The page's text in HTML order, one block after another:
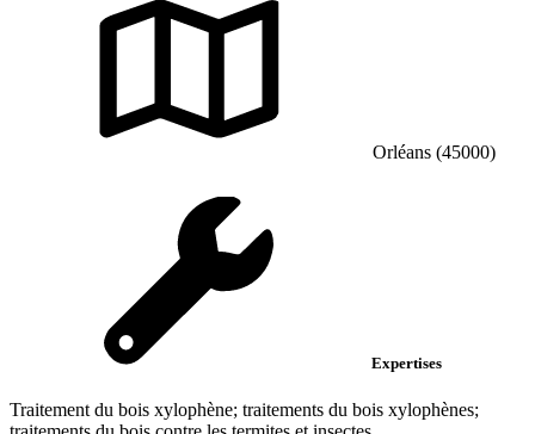
Orléans (45000)
Expertises
Traitement du bois xylophène; traitements du bois xylophènes;